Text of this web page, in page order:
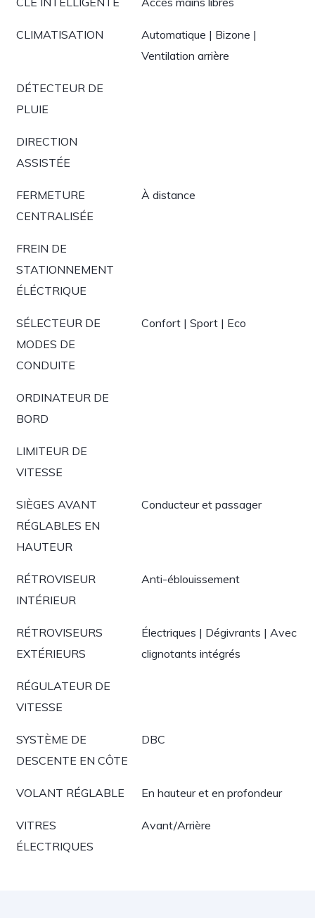
CLIMATISATION
Automatique | Bizone |
Ventilation arrière
DÉTECTEUR DE
PLUIE
DIRECTION
ASSISTÉE
FERMETURE
CENTRALISÉE
À distance
FREIN DE
STATIONNEMENT
ÉLÉCTRIQUE
SÉLECTEUR DE
MODES DE
CONDUITE
Confort | Sport | Eco
ORDINATEUR DE
BORD
LIMITEUR DE
VITESSE
SIÈGES AVANT
RÉGLABLES EN
HAUTEUR
Conducteur et passager
RÉTROVISEUR
INTÉRIEUR
Anti-éblouissement
RÉTROVISEURS
EXTÉRIEURS
Électriques | Dégivrants | Avec
clignotants intégrés
RÉGULATEUR DE
VITESSE
SYSTÈME DE
DESCENTE EN CÔTE
DBC
VOLANT RÉGLABLE En hauteur et en profondeur
VITRES
ÉLECTRIQUES
Avant/Arrière